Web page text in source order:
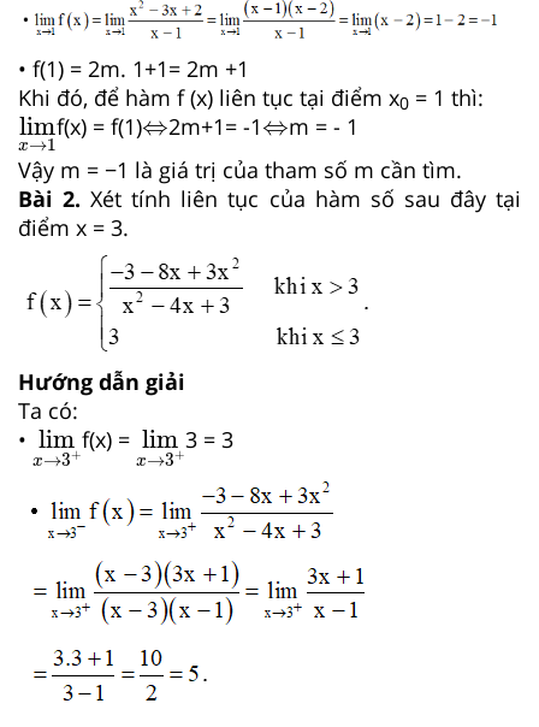
• f(1) = 2m. 1+1= 2m +1
Khi đó, để hàm f (x) liên tục tại điểm x0 = 1 thì:
lim
x→1
limx→1
f(x) = f(1)⇔
⇔2m+1= -1⇔
⇔m = - 1
Vậy m = −1 là giá trị của tham số m cần tìm.
Bài 2. Xét tính liên tục của hàm số sau đây tại
điểm x = 3.
Hướng dẫn giải
Ta có:
• lim
x→3+
limx→ +
f(x) = lim
x→3+
limx→ 3+
3 = 3